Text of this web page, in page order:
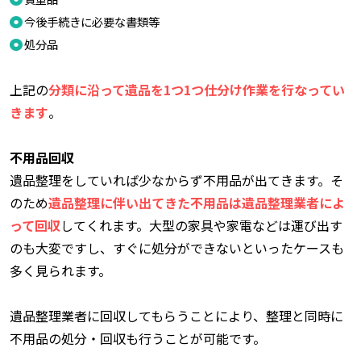
今後手続きに必要な書類等
処分品
上記の分類に沿って遺品を1つ1つ仕分け作業を行なってい
きます。
不用品回収
遺品整理をしていれば少なからず不用品が出てきます。そ
のため遺品整理に伴い出てきた不用品は遺品整理業者によ
って回収してくれます。大型の家具や家電などは運び出す
のも大変ですし、すぐに処分ができないといったケースも
多く見られます。
遺品整理業者に回収してもらうことにより、整理と同時に
不用品の処分・回収も行うことが可能です。